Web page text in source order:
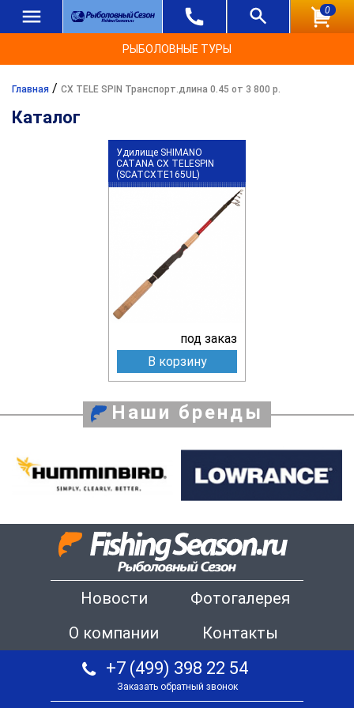
0
РЫБОЛОВНЫЕ ТУРЫ
Главная / CX TELE SPIN Транспорт.длина 0.45 от 3 800 р.
Каталог
Удилище SHIMANO
CATANA CX TELESPIN
(SCATCXTE165UL)
под заказ
В корзину
Наши бренды
Новости
Фотогалерея
О компании
Контакты
+7 (499) 398 22 54
Заказать обратный звонок